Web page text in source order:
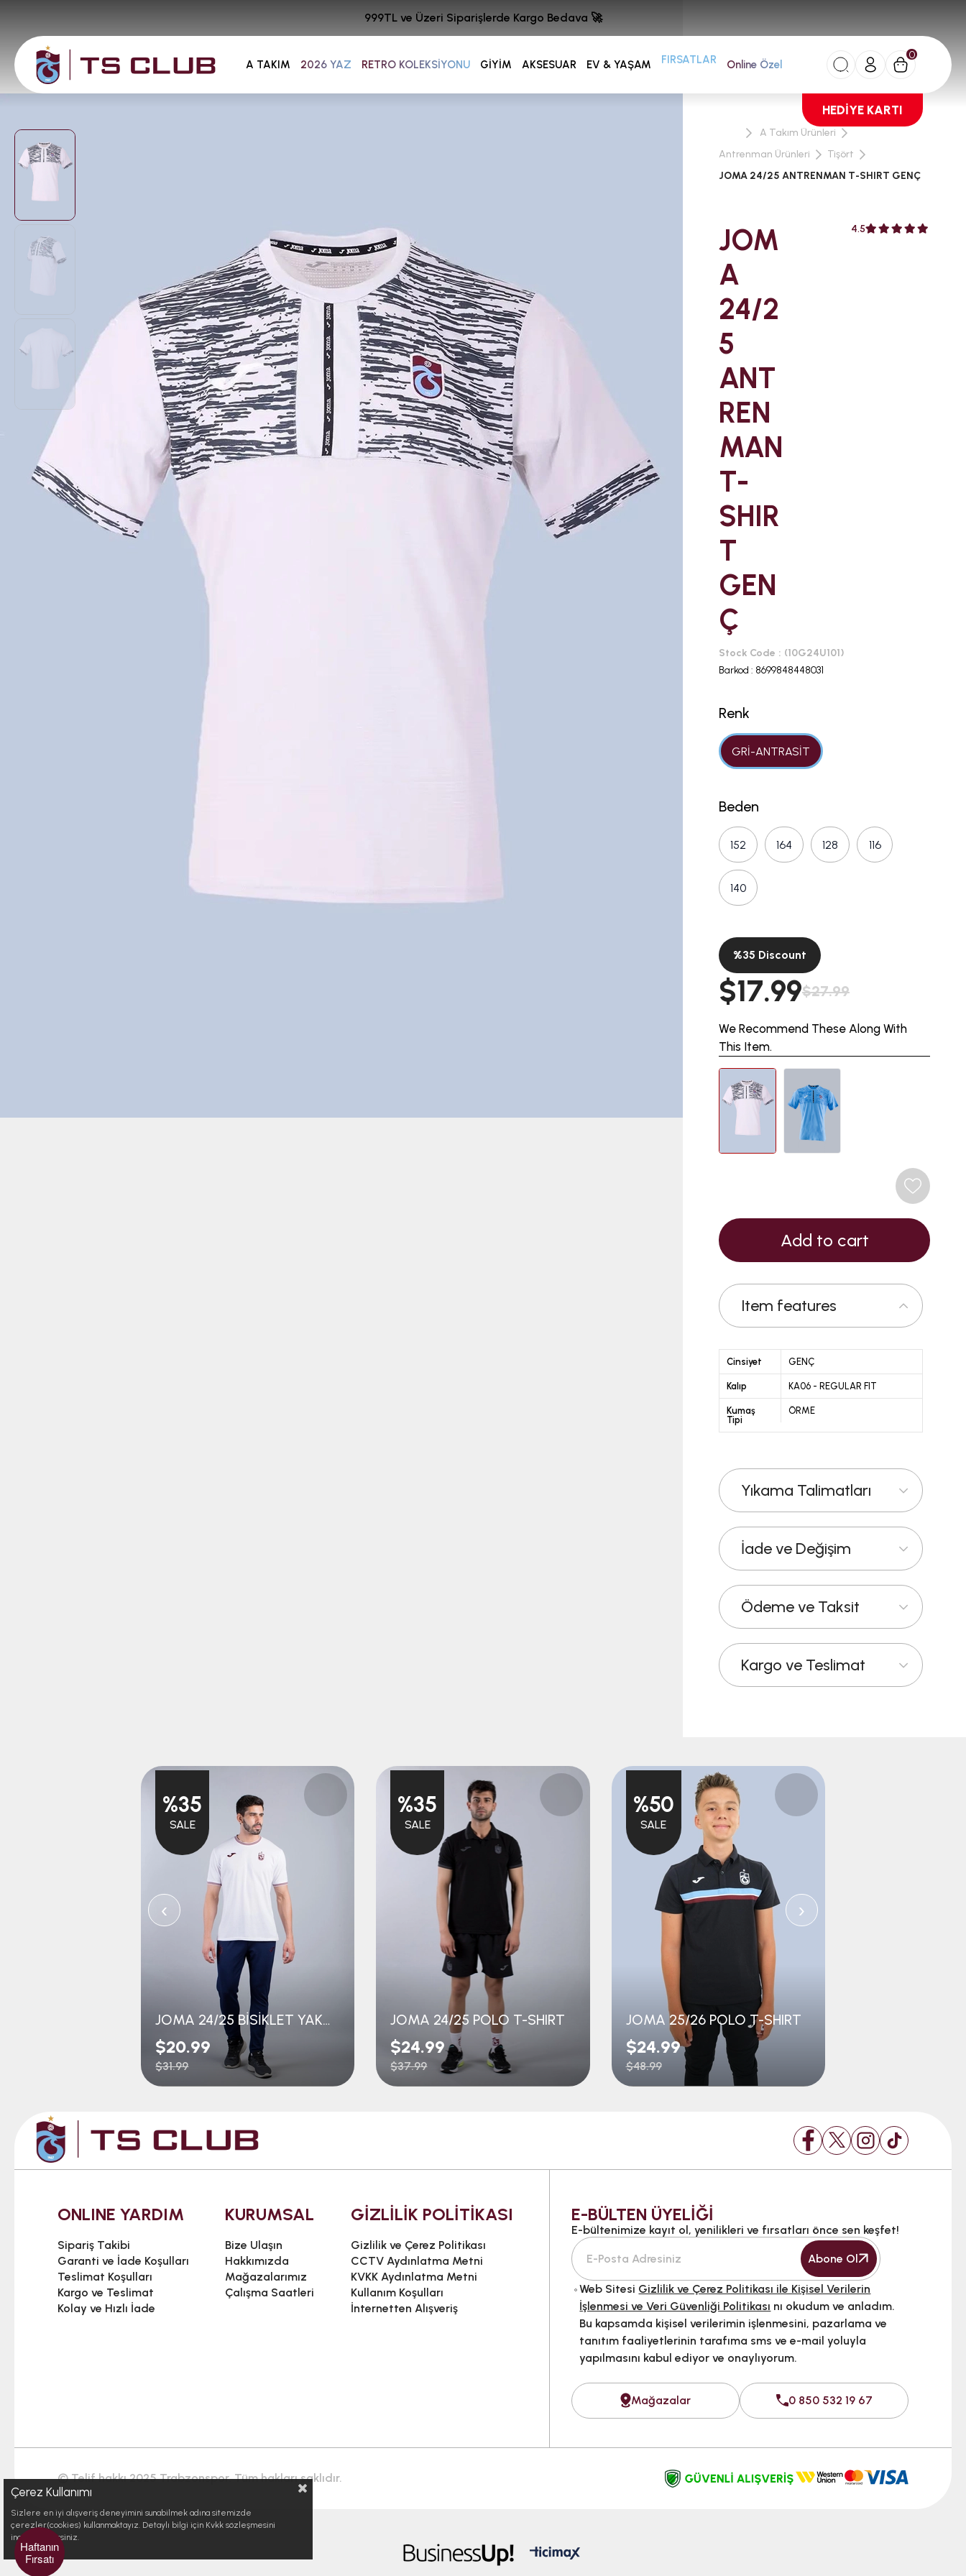
A TAKIM 2026 YAZ RETRO KOLEKSİYONU GİYİM AKSESUAR EV & YAŞAM FIRSATLAR Online Özel
0
HEDİYE KARTI
999TL ve Üzeri Siparişlerde Kargo Bedava 🚀
A Takım Ürünleri
Antrenman Ürünleri
Tişört
JOMA 24/25 ANTRENMAN T-SHIRT GENÇ
JOM
A
24/2
5
ANT
REN
MAN
T-
SHIR
T
GEN
Ç
4.5
Stock Code
(10G24U101)
Barkod : 8699848448031
Renk
GRİ-ANTRASİT
Beden
152 164 128 116
140
%35 Discount
$27.99
$17.99
We Recommend These Along With
This Item.
Item features
Cinsiyet GENÇ
Kalıp KA06 - REGULAR FIT
Kumaş
Tipi
ÖRME
Yıkama Talimatları
İade ve Değişim
Ödeme ve Taksit
Kargo ve Teslimat
JOMA 24/25 BİSİKLET YAKA T-SHIRT
$20.99
$31.99
%35
SALE
JOMA 24/25 POLO T-SHIRT
$24.99
$37.99
%35
SALE
JOMA 25/26 POLO T-SHIRT
$24.99
$48.99
%50
SALE
‹ ›
ONLINE YARDIM
Sipariş Takibi
Garanti ve İade Koşulları
Teslimat Koşulları
Kargo ve Teslimat
Kolay ve Hızlı İade
KURUMSAL
Bize Ulaşın
Hakkımızda
Mağazalarımız
Çalışma Saatleri
GİZLİLİK POLİTİKASI
Gizlilik ve Çerez Politikası
CCTV Aydınlatma Metni
KVKK Aydınlatma Metni
Kullanım Koşulları
İnternetten Alışveriş
E-BÜLTEN ÜYELİĞİ
E-bültenimize kayıt ol, yenilikleri ve fırsatları önce sen keşfet!
Abone Ol
Web Sitesi Gizlilik ve Çerez Politikası ile Kişisel Verilerin
İşlenmesi ve Veri Güvenliği Politikası nı okudum ve anladım.
Bu kapsamda kişisel verilerimin işlenmesini, pazarlama ve
tanıtım faaliyetlerinin tarafıma sms ve e-mail yoluyla
yapılmasını kabul ediyor ve onaylıyorum.
Mağazalar 0 850 532 19 67
© Telif hakkı 2025 Trabzonspor. Tüm hakları saklıdır.
Çerez Kullanımı
Sizlere en iyi alışveriş deneyimini sunabilmek adına sitemizde
çerezler(cookies) kullanmaktayız. Detaylı bilgi için Kvkk sözleşmesini
inceleyebilirsiniz.
Haftanın
Fırsatı